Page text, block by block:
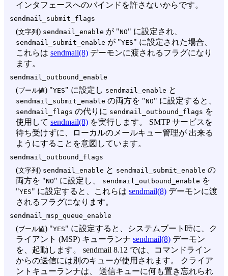
インタフェースへのバインドを許さないからです。
sendmail_submit_flags
(文字列 ) sendmail_enable が "NO" に設定され、
sendmail_submit_enable が "YES" に設定された場合、
これらは sendmail(8) デーモンに渡されるフラグになり
ます。
sendmail_outbound_enable
(ブール値) "YES" に設定し sendmail_enable と
sendmail_submit_enable の両方を "NO" に設定すると、
sendmail_flags の代りに sendmail_outbound_flags を
使用して sendmail(8) を実行します。 SMTP サービスを
待ち受けずに、ローカルのメールキュー管理が 出来る
ようにすることを意図しています。
sendmail_outbound_flags
(文字列 ) sendmail_enable と sendmail_submit_enable の
両方を "NO" に設定し、 sendmail_outbound_enable を
"YES" に設定すると、これらは sendmail(8) デーモンに渡
されるフラグになります。
sendmail_msp_queue_enable
(ブール値) "YES" に設定すると、システムブート時に、ク
ライアント (MSP) キューランナ sendmail(8) デーモン
を、起動します。 sendmail 8.12 では、コマンドライン
からの送信には別のキューが使用されます。 クライア
ントキューランナは、 送信キューに何も置き忘れられ